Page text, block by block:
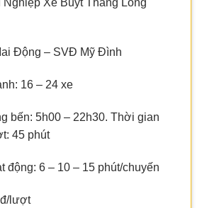
Động – SVĐ Mỹ Đình
16 – 24 xe
bến: 5h00 – 22h30. Thời gian
45 phút
động: 6 – 10 – 15 phút/chuyến
lượt